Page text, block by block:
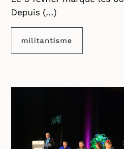
Depuis (…)
militantisme